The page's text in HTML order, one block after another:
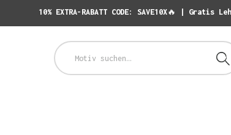
10% EXTRA-RABATT CODE: SAVE10X🔥 |